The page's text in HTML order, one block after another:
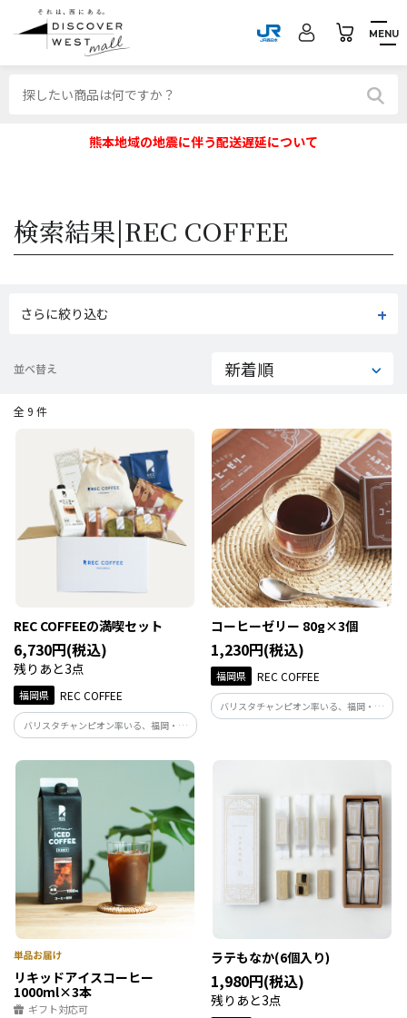
MENU
熊本地域の地震に伴う配送遅延について
検索結果|REC COFFEE
さらに絞り込む
並べ替え
全 9 件
REC COFFEEの満喫セット
6,730円(税込)
残りあと3点
福岡県 REC COFFEE
バリスタチャンピオン率いる、福岡・博
多発のスペシャルティコーヒー専門店。
REC COFFEEの人気商品&定番商品を満喫
できる詰め合わせセットです。
コーヒーゼリー 80g×3個
1,230円(税込)
福岡県 REC COFFEE
バリスタチャンピオン率いる、福岡・博
多発のスペシャルティコーヒー専門店が
リキッドアイスコーヒー
1000ml×3本
ギフト対応可
ラテもなか(6個入り)
1,980円(税込)
残りあと3点